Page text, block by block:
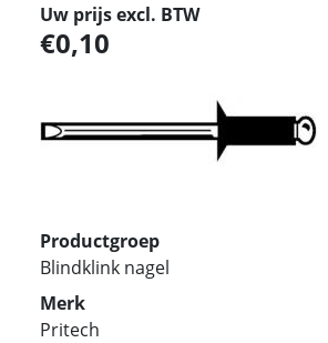
Uw prijs excl. BTW
0,10
Productgroep
Blindklink nagel
Merk
Pritech